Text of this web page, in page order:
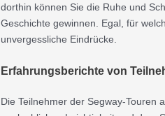
dorthin können Sie die Ruhe und
Geschichte gewinnen. Egal, für
unvergessliche Eindrücke.
Erfahrungsberichte von
Die Teilnehmer der Segway-Touren